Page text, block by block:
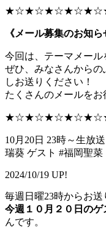
《メール募集のお知ら
今回は、テーマメール
ぜひ、みなさんから
しお送りください！
たくさんのメールをお
10月20日 23時～生放
瑞葵 ゲスト #福岡聖菜
2024/10/19 UP!
毎週日曜23時からお送
今週１０月２０日の
んです。